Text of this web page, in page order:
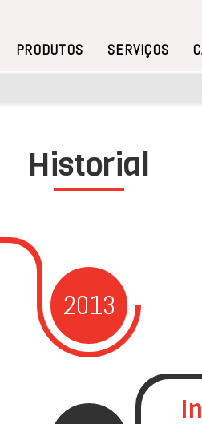
PRODUTOS SERVIÇOS
Historial
2013